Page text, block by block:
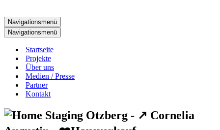
Navigationsmenü
Navigationsmenü
Startseite
Projekte
Über uns
Medien / Presse
Partner
Kontakt